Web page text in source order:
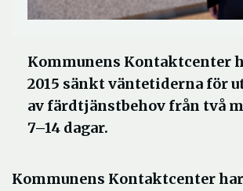
Kommunens Kontaktcenter
2015 sänkt väntetiderna för
av färdtjänstbehov från två
7–14 dagar.
Kommunens Kontaktcenter